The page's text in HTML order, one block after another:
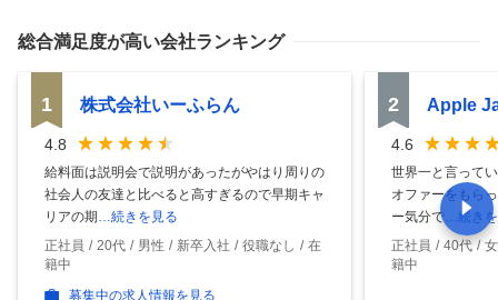
総合満足度が高い会社ランキング
1 株式会社いーふらん
4.8
給料面は説明会で説明があったがやはり周りの
社会人の友達と比べると高すぎるので早期キャ
リアの期 …続きを見る
正社員
20代 男性 新卒入社 役職なし
在
籍中
募集中の求人情報を見る
2 Apple
4.6
世界一と言って
オファーをもら
ー気分で …続き
正社員
40代
籍中